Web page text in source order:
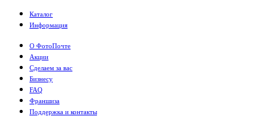
Каталог
Информация
О ФотоПочте
Акции
Сделаем за вас
Бизнесу
FAQ
Франшиза
Поддержка и контакты